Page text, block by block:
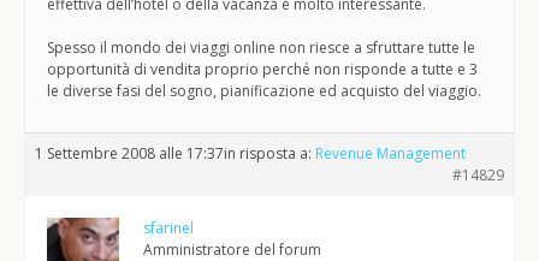
effettiva dell’hotel o della vacanza è molto interessante.
Spesso il mondo dei viaggi online non riesce a sfruttare tutte le
opportunità di vendita proprio perché non risponde a tutte e 3
le diverse fasi del sogno, pianificazione ed acquisto del viaggio.
1 Settembre 2008 alle 17:37in risposta a: Revenue Management
#14829
sfarinel
Amministratore del forum